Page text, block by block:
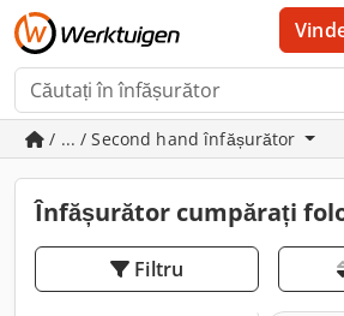
/ ... / Second hand înfășurător
Înfășurător cumpărați
Filtru